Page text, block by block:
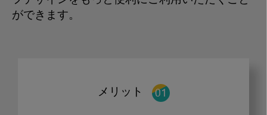
ができます。
メリット